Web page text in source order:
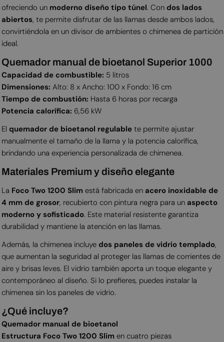
ofreciendo un moderno diseño tipo túnel. Con dos lados
abiertos, te permite disfrutar de las llamas desde ambos lados,
convirtiéndola en un divisor de ambientes o chimenea de partición
ideal.
Quemador manual de bioetanol Superior 1000
Capacidad de combustible: 5 litros
Dimensiones: Alto: 8 x Ancho: 100 x Fondo: 16 cm
Tiempo de combustión: Hasta 6 horas por recarga
Potencia calorífica: 6,56 kW
El quemador de bioetanol regulablete permite ajustar
manualmente el tamaño de la llama y la potencia calorífica,
brindando una experiencia personalizada de chimenea.
Materiales Premium y diseño elegante
La Foco Two 1200 Slimestá fabricada en acero inoxidable de
4 mm de grosor, recubierto con pintura negra para un aspecto
moderno y sofisticado. Este material resistente garantiza
durabilidad y mantiene la atención en las llamas.
Además, la chimenea incluye dos paneles de vidrio templado,
que aumentan la seguridad al proteger las llamas de corrientes de
aire y brisas leves. El vidrio también aporta un toque elegante y
contemporáneo al diseño. Si lo prefieres, puedes instalar la
chimenea sin los paneles de vidrio.
¿Qué incluye?
Quemador manual de bioetanol
Estructura Foco Two 1200 Slimen cuatro piezas